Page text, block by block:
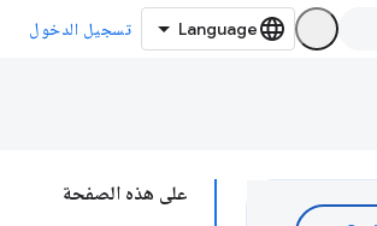
تسجيل الدخول
على هذه الصفحة